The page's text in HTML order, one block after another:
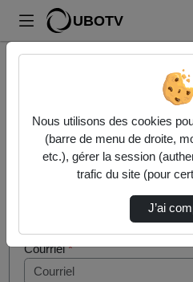
UBOTV
Contactez nous
Votre message
Courriel*
si vous
êtes un
humain en
Nous utilisons des cookies
(barre de menu de droite,
etc.), gérer la session
trafic du site (pour
J’ai